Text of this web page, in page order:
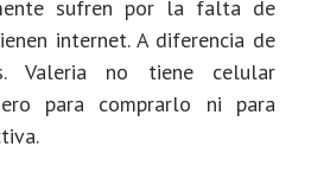
sufren por la falta de
internet. A diferencia de
Valeria no tiene celular
para comprarlo ni para